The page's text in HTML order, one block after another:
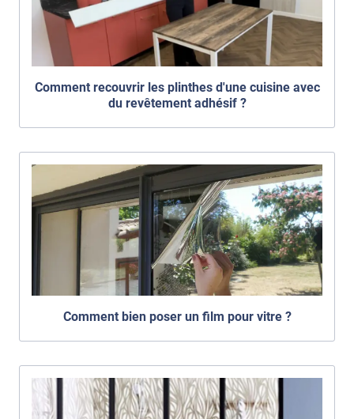
Comment recouvrir les plinthes d'une cuisine avec
du revêtement adhésif ?
Comment bien poser un film pour vitre ?